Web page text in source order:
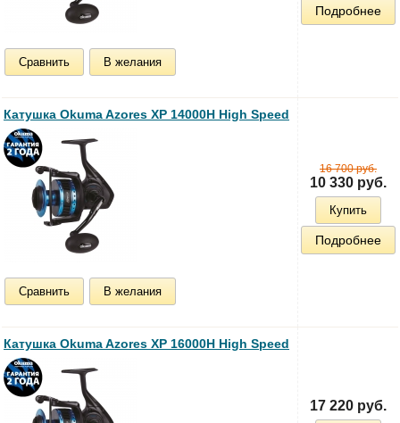
Сравнить В желания
Подробнее
Катушка Okuma Azores XP 14000H High Speed
Сравнить В желания
16 700 руб.
10 330 руб.
Купить
Подробнее
Катушка Okuma Azores XP 16000H High Speed
17 220 руб.